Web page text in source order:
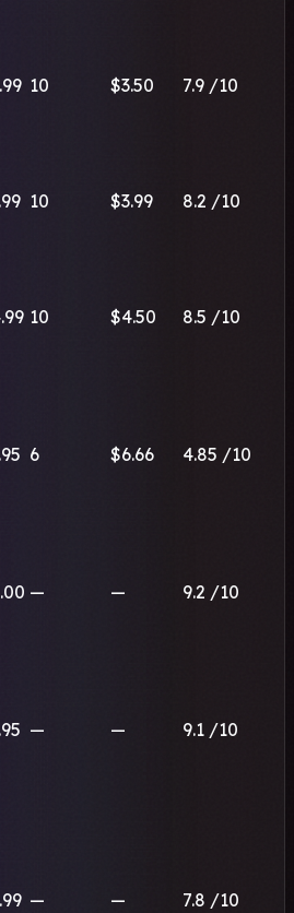
10 $3.50 7.9 /10
10 $3.99 8.2 /10
10 $4.50 8.5 /10
6 $6.66 4.85 /10
— — 9.2 /10
— — 9.1 /10
— — 7.8 /10